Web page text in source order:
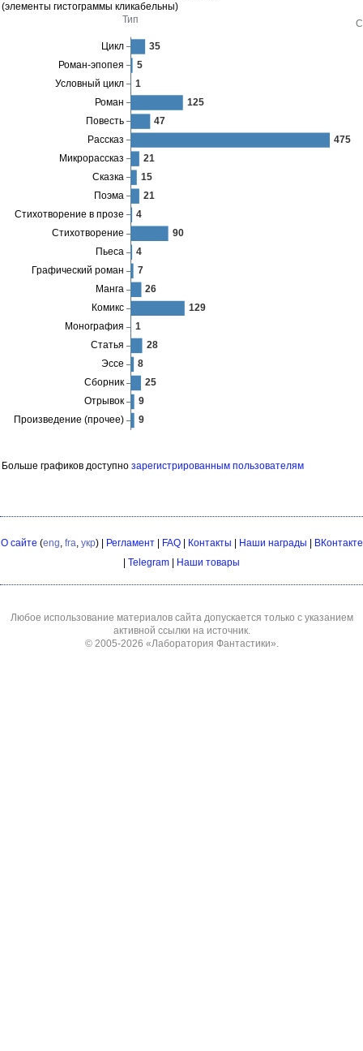
(элементы гистограммы кликабельны)
Больше графиков доступно зарегистрированным пользователям
О сайте (eng, fra, укр) | Регламент| FAQ| Контакты Наши награды
ВКонтакте
Telegram Наши товары
Любое использование материалов сайта допускается только с указанием
активной ссылки на источник.
© 2005-2026 «Лаборатория Фантастики».